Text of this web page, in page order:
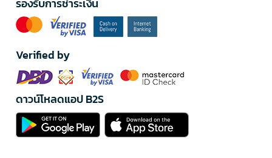
รองรับการชำระเงิน
Verified by
ดาวน์โหลดแอป B2S